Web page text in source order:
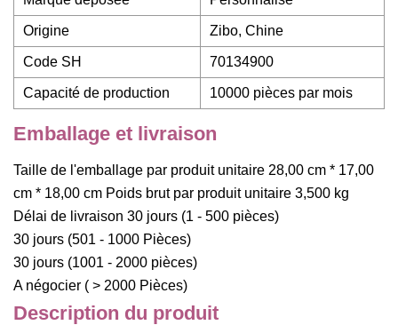
Origine Zibo, Chine
Code SH 70134900
Capacité de production 10000 pièces par mois
Emballage et livraison
Taille de l'emballage par produit unitaire 28,00 cm * 17,00
cm * 18,00 cm Poids brut par produit unitaire 3,500 kg
Délai de livraison 30 jours (1 - 500 pièces)
30 jours (501 - 1000 Pièces)
30 jours (1001 - 2000 pièces)
A négocier ( > 2000 Pièces)
Description du produit